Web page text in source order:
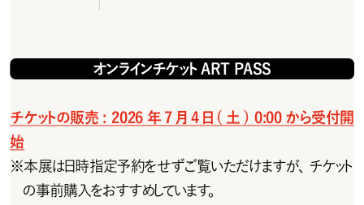
オンラインチ ケット A R T   P A S S
チケットの販売: 2026年7月4日(土) 0:00から受付開
始
※本展は日時指定予約をせずご覧いただけますが、チケット
の 事 前 購 入をお す すめしています。